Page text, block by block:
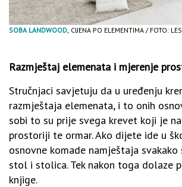
SOBA LANDWOOD, CIJENA PO ELEMENTIMA / FOTO:
Razmještaj elemenata i mjerenje
Stručnjaci savjetuju da u uređenju
razmještaja elemenata, i to onih
sobi to su prije svega krevet koji je
prostoriji te ormar. Ako dijete ide u
osnovne komade namještaja svakako
stol i stolica. Tek nakon toga dolaze
knjige.